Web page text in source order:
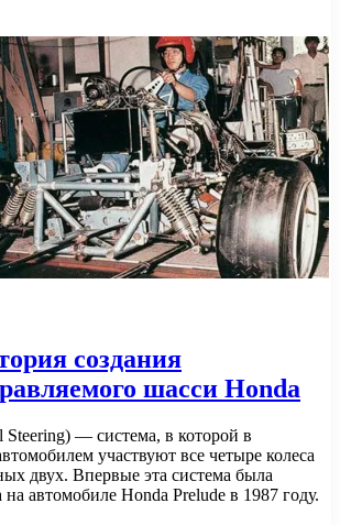
создания
шасси Honda
Steering) — система, в которой в
участвуют все четыре колеса
двух. Впервые эта система была
на автомобиле Honda Prelude в 1987 году.